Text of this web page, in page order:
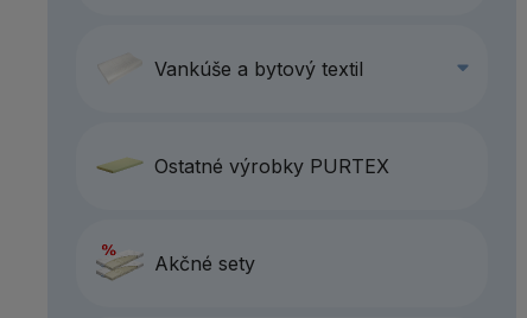
Vankúše a bytový textil
Ostatné výrobky PURTEX
Akčné sety